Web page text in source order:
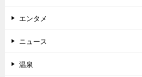
エンタメ
ニュース
温泉